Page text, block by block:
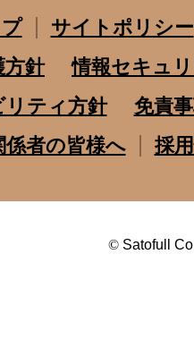
サイトポリシー
方針
情報セキュ
ティ方針
免責
係者の皆様へ
採
© Satofull